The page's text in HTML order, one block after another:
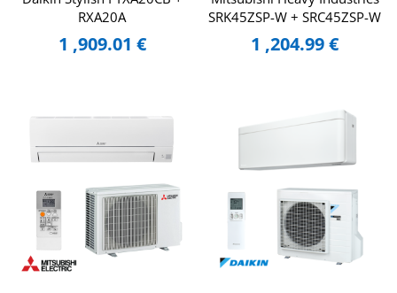
RXA20A
1 ,909.01 €
SRK45ZSP-W + SRC45ZSP-W
1 ,204.99€